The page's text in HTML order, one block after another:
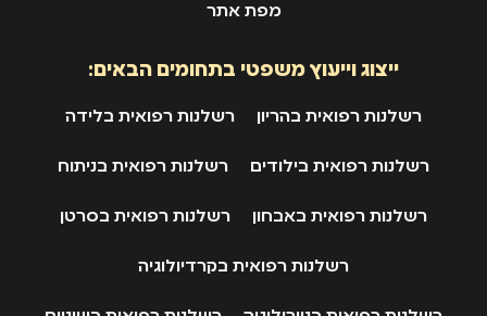
מפת אתר
ייצוג וייעוץ משפטי בתחומים הבאים:
רשלנות רפואית בהריון רשלנות רפואית בלידה
רשלנות רפואית בילודים רשלנות רפואית בניתוח
רשלנות רפואית באבחון רשלנות רפואית בסרטן
רשלנות רפואית בקרדיולוגיה